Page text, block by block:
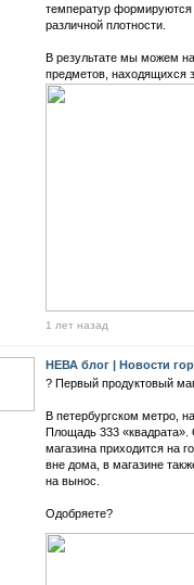
температур
различной плотности.
В результате мы можем
предметов, находящихся
1 лет назад
НЕВА блог | Новости
? Первый продуктовый
В петербургском метро,
Площадь 333 «квадрата».
магазина приходится на
вне дома, в магазине
на вынос.
Одобряете?